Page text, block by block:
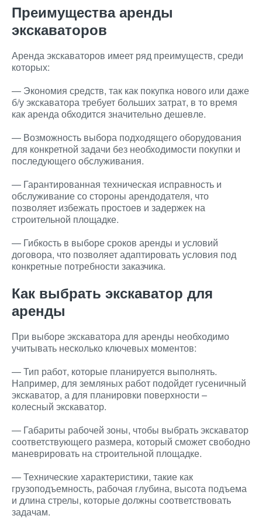
Преимущества аренды
экскаваторов
Аренда экскаваторов имеет ряд преимуществ, среди
которых:
— Экономия средств, так как покупка нового или даже
б/у экскаватора требует больших затрат, в то время
как аренда обходится значительно дешевле.
— Возможность выбора подходящего оборудования
для конкретной задачи без необходимости покупки и
последующего обслуживания.
— Гарантированная техническая исправность и
обслуживание со стороны арендодателя, что
позволяет избежать простоев и задержек на
строительной площадке.
— Гибкость в выборе сроков аренды и условий
договора, что позволяет адаптировать условия под
конкретные потребности заказчика.
Как выбрать экскаватор для
аренды
При выборе экскаватора для аренды необходимо
учитывать несколько ключевых моментов:
— Тип работ, которые планируется выполнять.
Например, для земляных работ подойдет гусеничный
экскаватор, а для планировки поверхности –
колесный экскаватор.
— Габариты рабочей зоны, чтобы выбрать экскаватор
соответствующего размера, который сможет свободно
маневрировать на строительной площадке.
— Технические характеристики, такие как
грузоподъемность, рабочая глубина, высота подъема
и длина стрелы, которые должны соответствовать
задачам.